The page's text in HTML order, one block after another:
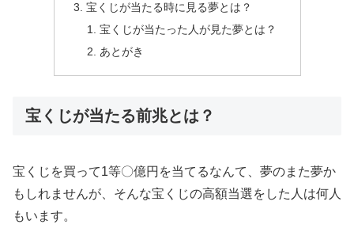
宝くじが当たる時に見る夢とは？
宝くじが当たった人が見た夢とは？
あとがき
宝くじが当たる前兆とは？
宝くじを買って1等〇億円を当てるなんて、夢のまた夢か
もしれませんが、そんな宝くじの高額当選をした人は何人
もいます。